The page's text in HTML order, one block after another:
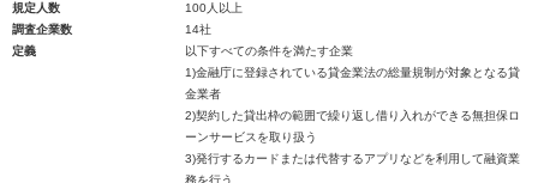
規定人数
100人以上
調査企業数
14社
定義
以下すべての条件を満たす企業
1)金融庁に登録されている貸金業法の総量規制が対象となる貸
金業者
2)契約した貸出枠の範囲で繰り返し借り入れができる無担保ロ
ーンサービスを取り扱う
3)発行するカードまたは代替するアプリなどを利用して融資業
務を行う